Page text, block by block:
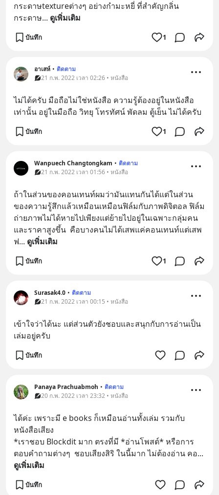
กระดาษtextureต่างๆ อย่างกำมะหยี่ ที่สำคัญกลิ่น
กระดาษ... ดูเพิ่มเติม
บันทึก 1
อาเสห์ • ติดตาม
21 ก.พ. 2022 เวลา 02:26 • หนังสือ
ไม่ได้ครับ มือถือไม่ใช่หนังสือ ความรู้ต้องอยู่ในหนังสือ
เท่านั้น อยู่ในมือถือ วิทยุ โทรทัศน์ พัดลม ตู้เย็น ไม่ได้ครับ
บันทึก 1
Wanpuech Changtongkam • ติดตาม
21 ก.พ. 2022 เวลา 01:56 • หนังสือ
ถ้าในส่วนของคอนเทนท์ผมว่ามันแทนกันได้แต่ในส่วน
ของความรู้สึกแล้วเหมือนเหมือนฟิล์มกับภาพดิจิตอล ฟิล์ม
ถ่ายภาพไม่ได้หายไปเพียงแต่ย้ายไปอยู่ในเฉพาะกลุ่มคน
และราคาสูงขึ้น  คือบางคนไม่ได้เสพแค่คอนเทนท์แต่เสพ
ฟ... ดูเพิ่มเติม
บันทึก 1
Surasak4.0 • ติดตาม
21 ก.พ. 2022 เวลา 00:15 • หนังสือ
เข้าใจว่าได้นะ แต่ส่วนตัวยังชอบและสนุกกับการอ่านเป็น
เล่มอยู่ครับ
บันทึก
Panaya Prachuabmoh • ติดตาม
20 ก.พ. 2022 เวลา 23:32 • หนังสือ
ได้ค่ะ เพราะมี e books ก็เหมือนอ่านทั้งเล่ม รวมกับ
หนังสือเสียง
*เราชอบ Blockdit มาก ตรงที่มี *อ่านโพสต์* หรือการ
ตอบคำถามต่างๆ  ชอบเสียงสิริ ในนี้มาก ไม่ต้องอ่าน คอ...
ดูเพิ่มเติม
บันทึก